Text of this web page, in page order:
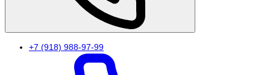
+7 (918) 988-97-99